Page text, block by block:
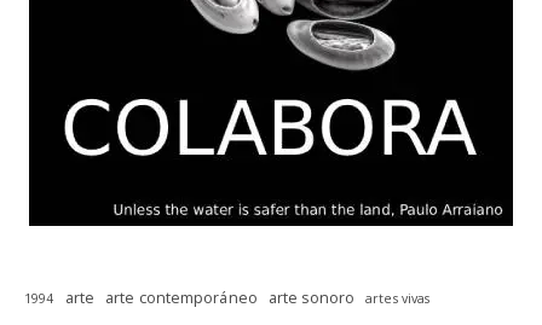
1994 arte arte contemporáneo arte sonoro artes vivas